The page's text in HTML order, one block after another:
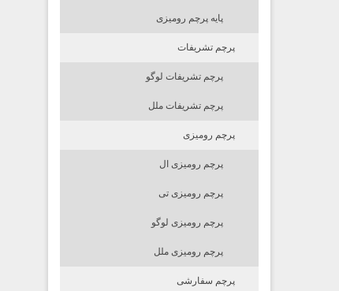
پایه پرچم رومیزی
پرچم تشریفات
پرچم تشریفات لوگو
پرچم تشریفات ملل
پرچم رومیزی
پرچم رومیزی ال
پرچم رومیزی تی
پرچم رومیزی لوگو
پرچم رومیزی ملل
پرچم سفارشی